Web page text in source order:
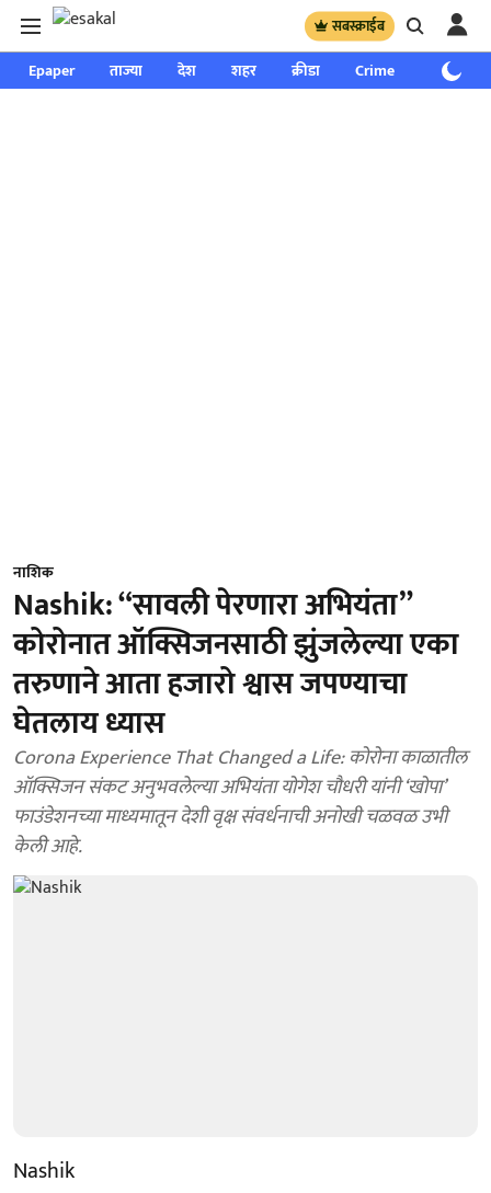
सबस्क्राईब
Epaper ताज्या देश शहर क्रीडा Crime साप्ताहिक
नाशिक
Nashik: “सावली पेरणारा अभियंता”
कोरोनात ऑक्सिजनसाठी झुंजलेल्या एका
तरुणाने आता हजारो श्वास जपण्याचा
घेतलाय ध्यास
Corona Experience That Changed a Life: कोरोना काळातील
ऑक्सिजन संकट अनुभवलेल्या अभियंता योगेश चौधरी यांनी ‘खोपा’
फाउंडेशनच्या माध्यमातून देशी वृक्ष संवर्धनाची अनोखी चळवळ उभी
केली आहे.
Nashik